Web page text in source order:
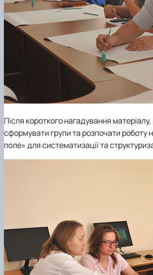
Після короткого нагадування
сформувати групи та розпочати роботу
поле» для систематизації та